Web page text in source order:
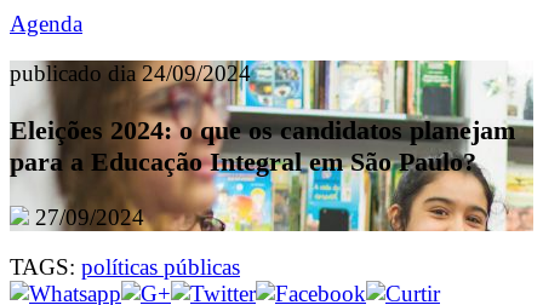
Agenda
publicado dia 24/09/2024
Eleições 2024: o que os candidatos planejam
para a Educação Integral em São Paulo?
27/09/2024
TAGS: políticas públicas